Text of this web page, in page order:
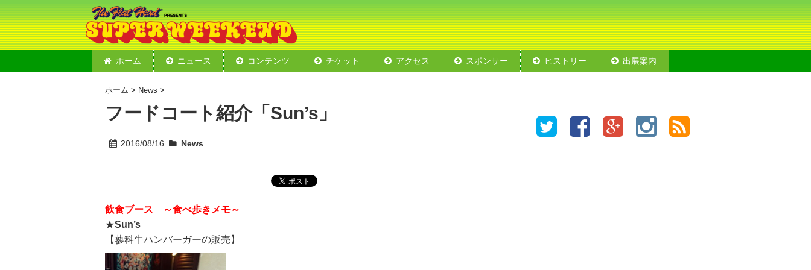
ホーム ニュース コンテンツ チケット アクセス スポンサー ヒストリー 出展案内
ホーム > News >
フードコート紹介「Sun’s」
2016/08/16 News
飲食ブース ～食べ歩きメモ～
★Sun’s
【蓼科牛ハンバーガーの販売】